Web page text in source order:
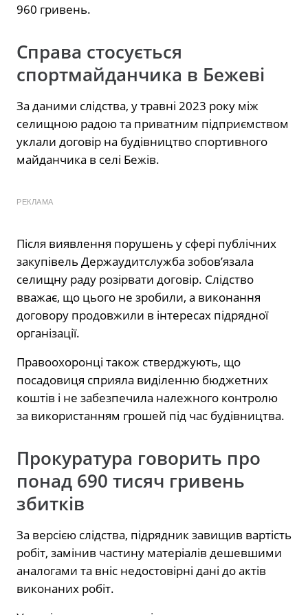
960 гривень.
Справа стосується
спортмайданчика в Бежеві
За даними слідства, у травні 2023 року між
селищною радою та приватним підприємством
уклали договір на будівництво спортивного
майданчика в селі Бежів.
РЕКЛАМА
Після виявлення порушень у сфері публічних
закупівель Держаудитслужба зобов’язала
селищну раду розірвати договір. Слідство
вважає, що цього не зробили, а виконання
договору продовжили в інтересах підрядної
організації.
Правоохоронці також стверджують, що
посадовиця сприяла виділенню бюджетних
коштів і не забезпечила належного контролю
за використанням грошей під час будівництва.
Прокуратура говорить про
понад 690 тисяч гривень
збитків
За версією слідства, підрядник завищив вартість
робіт, замінив частину матеріалів дешевшими
аналогами та вніс недостовірні дані до актів
виконаних робіт.